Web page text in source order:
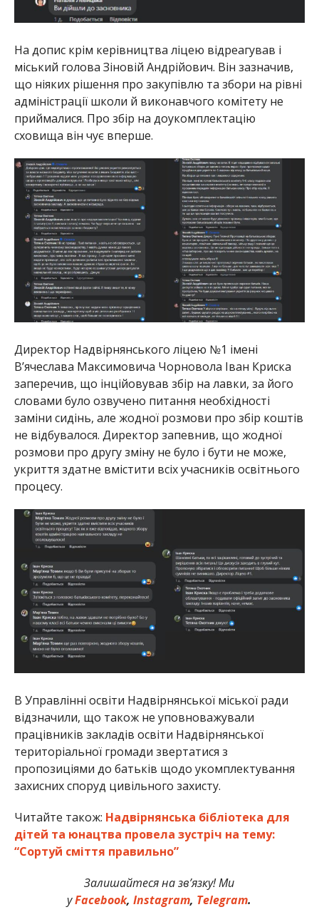
На допис крім керівництва ліцею відреагував і
міський голова Зіновій Андрійович. Він зазначив,
що ніяких рішення про закупівлю та збори на рівні
адміністрації школи й виконавчого комітету не
приймалися. Про збір на доукомплектацію
сховища він чує вперше.
Директор Надвірнянського ліцею №1 імені
В’ячеслава Максимовича Чорновола Іван Криска
заперечив, що інційовував збір на лавки, за його
словами було озвучено питання необхідності
заміни сидінь, але жодної розмови про збір коштів
не відбувалося. Директор запевнив, що жодної
розмови про другу зміну не було і бути не може,
укриття здатне вмістити всіх учасників освітнього
процесу.
В Управлінні освіти Надвірнянської міської ради
відзначили, що також не уповноважували
працівників закладів освіти Надвірнянської
територіальної громади звертатися з
пропозиціями до батьків щодо укомплектування
захисних споруд цивільного захисту.
Читайте також: Надвірнянська бібліотека для
дітей та юнацтва провела зустріч на тему:
“Сортуй сміття правильно”
Залишайтеся на зв’язку! Ми
уFacebook,Instagram, Telegram.